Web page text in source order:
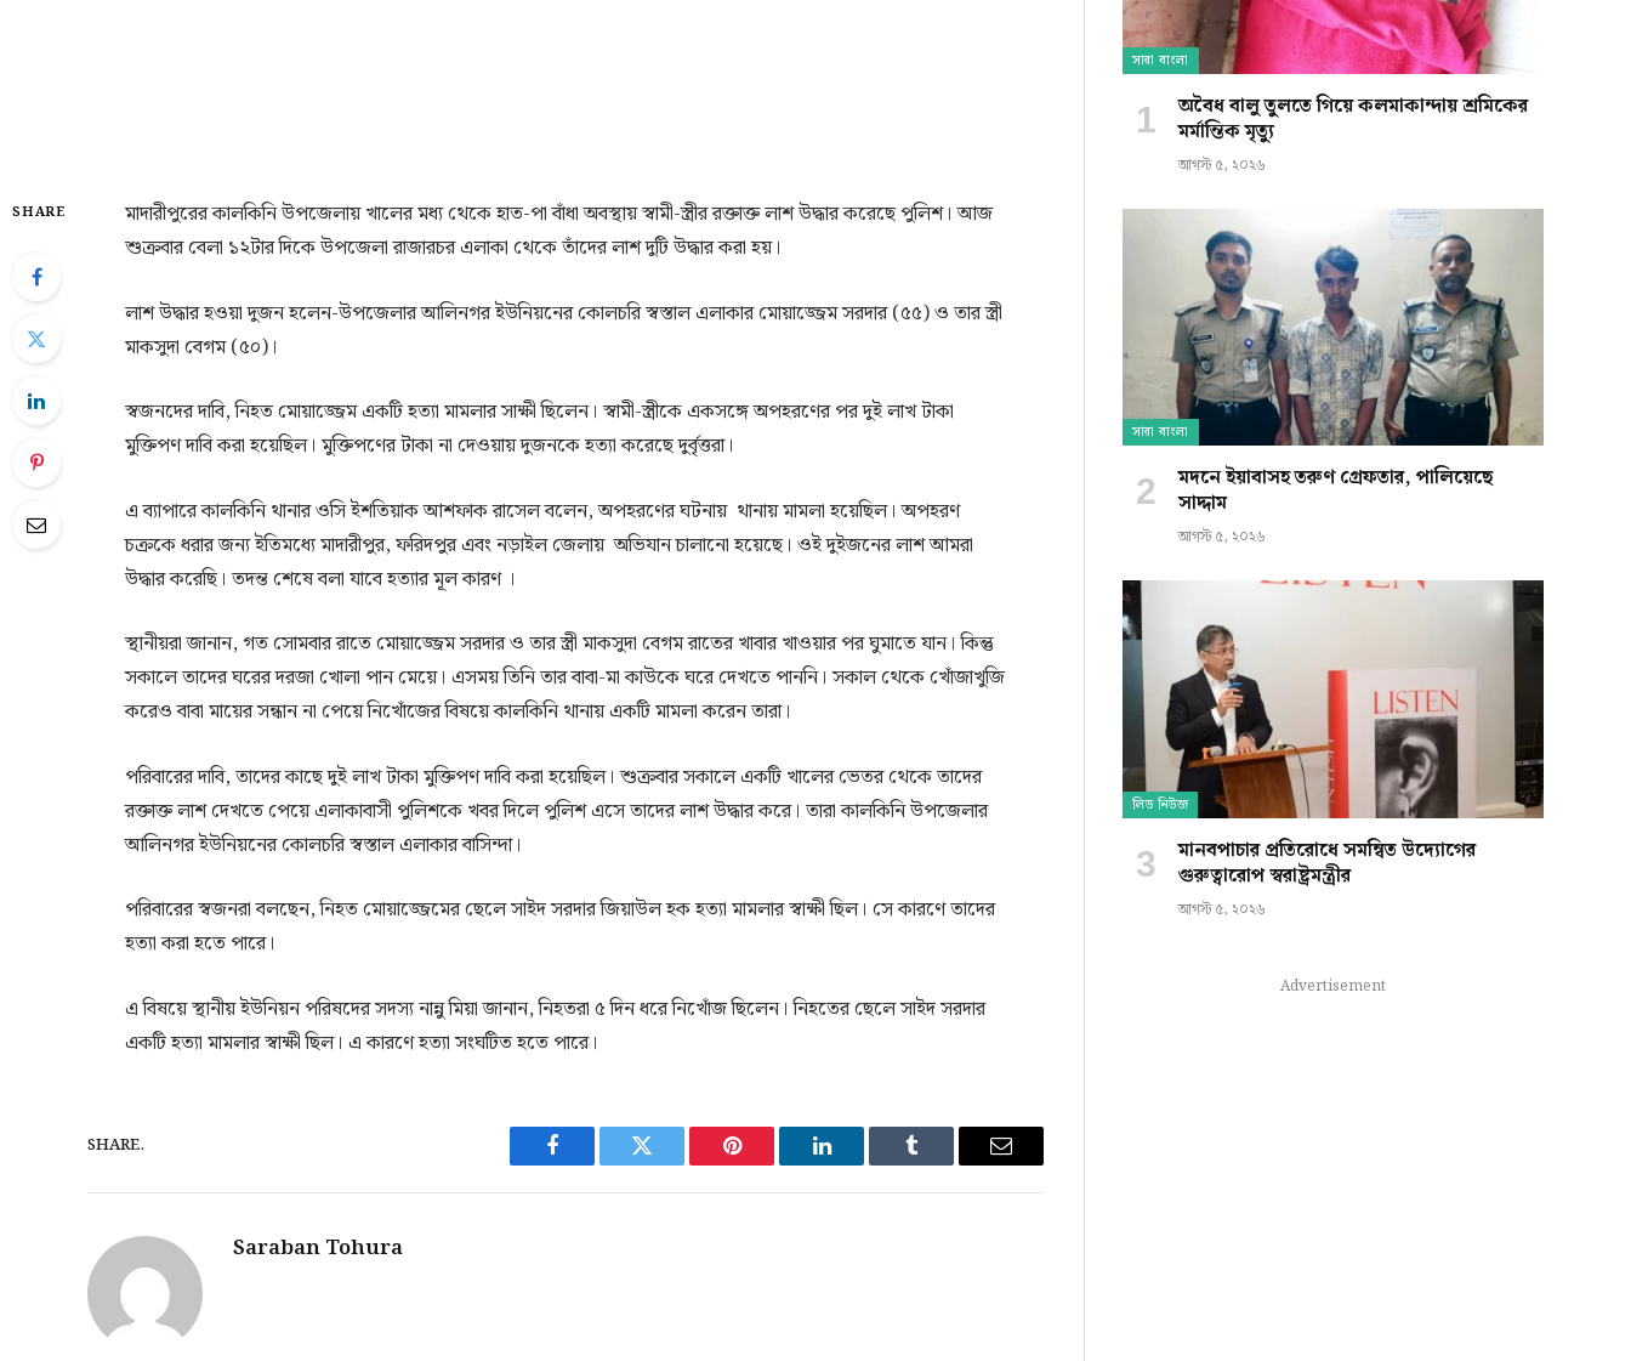
SHARE
মাদারীপুরের কালকিনি উপজেলায় খালের মধ্য থেকে হাত-পা বাঁধা অবস্থায় স্বামী-স্ত্রীর রক্তাক্ত লাশ উদ্ধার করেছে পুলিশ। আজ
শুক্রবার বেলা ১২টার দিকে উপজেলা রাজারচর এলাকা থেকে তাঁদের লাশ দুটি উদ্ধার করা হয়।
লাশ উদ্ধার হওয়া দুজন হলেন-উপজেলার আলিনগর ইউনিয়নের কোলচরি স্বস্তাল এলাকার মোয়াজ্জেম সরদার (৫৫) ও তার স্ত্রী
মাকসুদা বেগম (৫০)।
স্বজনদের দাবি, নিহত মোয়াজ্জেম একটি হত্যা মামলার সাক্ষী ছিলেন। স্বামী-স্ত্রীকে একসঙ্গে অপহরণের পর দুই লাখ টাকা
মুক্তিপণ দাবি করা হয়েছিল। মুক্তিপণের টাকা না দেওয়ায় দুজনকে হত্যা করেছে দুর্বৃত্তরা।
এ ব্যাপারে কালকিনি থানার ওসি ইশতিয়াক আশফাক রাসেল বলেন, অপহরণের ঘটনায় থানায় মামলা হয়েছিল। অপহরণ
চক্রকে ধরার জন্য ইতিমধ্যে মাদারীপুর, ফরিদপুর এবং নড়াইল জেলায় অভিযান চালানো হয়েছে। ওই দুইজনের লাশ আমরা
উদ্ধার করেছি। তদন্ত শেষে বলা যাবে হত্যার মূল কারণ ।
স্থানীয়রা জানান, গত সোমবার রাতে মোয়াজ্জেম সরদার ও তার স্ত্রী মাকসুদা বেগম রাতের খাবার খাওয়ার পর ঘুমাতে যান। কিন্তু
সকালে তাদের ঘরের দরজা খোলা পান মেয়ে। এসময় তিনি তার বাবা-মা কাউকে ঘরে দেখতে পাননি। সকাল থেকে খোঁজাখুজি
করেও বাবা মায়ের সন্ধান না পেয়ে নিখোঁজের বিষয়ে কালকিনি থানায় একটি মামলা করেন তারা।
পরিবারের দাবি, তাদের কাছে দুই লাখ টাকা মুক্তিপণ দাবি করা হয়েছিল। শুক্রবার সকালে একটি খালের ভেতর থেকে তাদের
রক্তাক্ত লাশ দেখতে পেয়ে এলাকাবাসী পুলিশকে খবর দিলে পুলিশ এসে তাদের লাশ উদ্ধার করে। তারা কালকিনি উপজেলার
আলিনগর ইউনিয়নের কোলচরি স্বস্তাল এলাকার বাসিন্দা।
পরিবারের স্বজনরা বলছেন, নিহত মোয়াজ্জেমের ছেলে সাইদ সরদার জিয়াউল হক হত্যা মামলার স্বাক্ষী ছিল। সে কারণে তাদের
হত্যা করা হতে পারে।
এ বিষয়ে স্থানীয় ইউনিয়ন পরিষদের সদস্য নান্নু মিয়া জানান, নিহতরা ৫ দিন ধরে নিখোঁজ ছিলেন। নিহতের ছেলে সাইদ সরদার
একটি হত্যা মামলার স্বাক্ষী ছিল। এ কারণে হত্যা সংঘটিত হতে পারে।
SHARE.
Facebook Twitter Pinterest LinkedIn Tumblr Email
Saraban Tohura
সারা বাংলা
অবৈধ বালু তুলতে গিয়ে কলমাকান্দায় শ্রমিকের
মর্মান্তিক মৃত্যু
আগস্ট ৫, ২০২৬
সারা বাংলা
মদনে ইয়াবাসহ তরুণ গ্রেফতার, পালিয়েছে
সাদ্দাম
আগস্ট ৫, ২০২৬
লিড নিউজ
মানবপাচার প্রতিরোধে সমন্বিত উদ্যোগের
গুরুত্বারোপ স্বরাষ্ট্রমন্ত্রীর
আগস্ট ৫, ২০২৬
Advertisement